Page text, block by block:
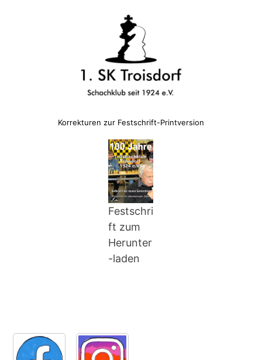
Korrekturen zur Festschrift-Printversion
Festschri
ft zum
Herunter
-laden